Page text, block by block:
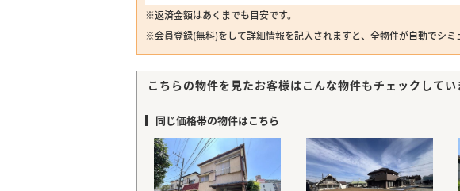
※返済金額はあくまでも目安です。
※会員登録(無料)をして詳細情報を記入されますと、全物件が自動でシミ
こちらの物件を見たお客様はこんな物件もチェックしてい
同じ価格帯の物件はこちら